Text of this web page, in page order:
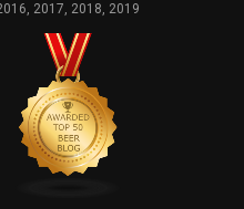
2017, 2018, 2019